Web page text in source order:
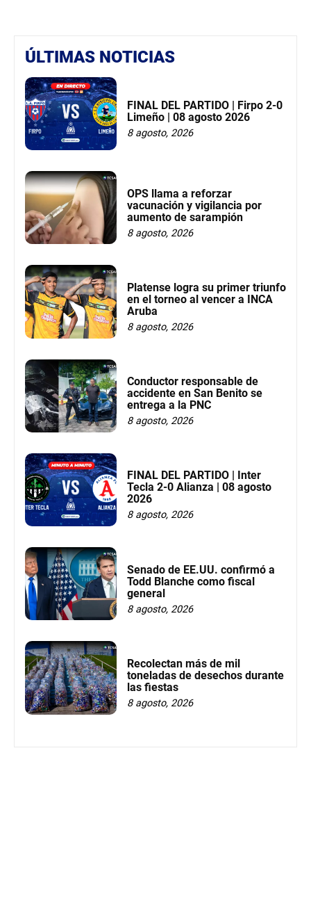
ÚLTIMAS NOTICIAS
FINAL DEL PARTIDO | Firpo 2-0
Limeño | 08 agosto 2026
8 agosto, 2026
OPS llama a reforzar
vacunación y vigilancia por
aumento de sarampión
8 agosto, 2026
Platense logra su primer triunfo
en el torneo al vencer a INCA
Aruba
8 agosto, 2026
Conductor responsable de
accidente en San Benito se
entrega a la PNC
8 agosto, 2026
FINAL DEL PARTIDO | Inter
Tecla 2-0 Alianza | 08 agosto
2026
8 agosto, 2026
Senado de EE.UU. confirmó a
Todd Blanche como fiscal
general
8 agosto, 2026
Recolectan más de mil
toneladas de desechos durante
las fiestas
8 agosto, 2026